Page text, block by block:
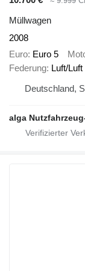
Müllwagen
2008
Euro Euro 5
Federung Luft/Luft
Deutschland,